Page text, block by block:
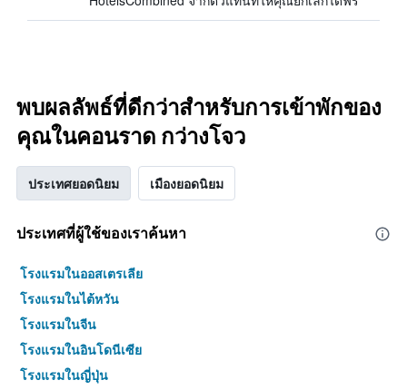
พบผลลัพธ์ที่ดีกว่าสำหรับการเข้าพักของ
คุณในคอนราด กว่างโจว
ประเทศยอดนิยม เมืองยอดนิยม
ประเทศที่ผู้ใช้ของเราค้นหา
โรงแรมในออสเตรเลีย
โรงแรมในไต้หวัน
โรงแรมในจีน
โรงแรมในอินโดนีเซีย
โรงแรมในญี่ปุ่น